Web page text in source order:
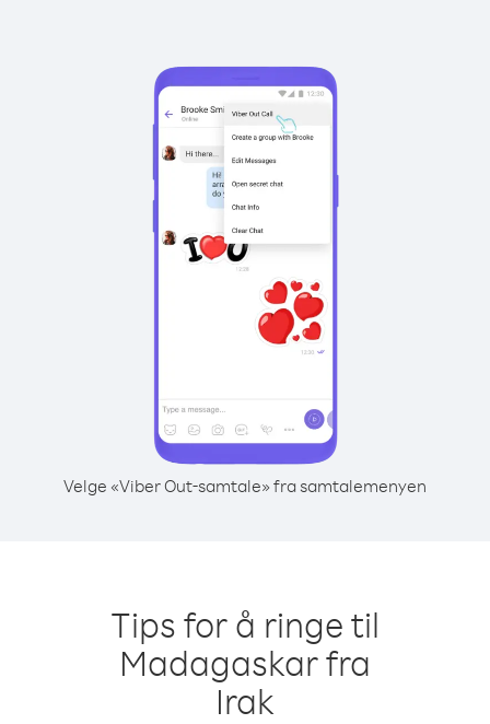
Velge «Viber Out-samtale» fra samtalemenyen
Tips for å ringe til
Madagaskar fra
Irak